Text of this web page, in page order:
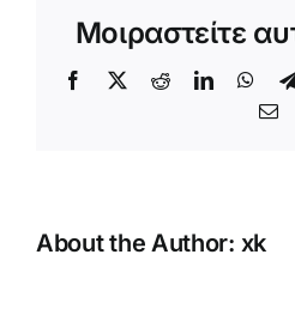
Μοιραστείτε
Facebook
X RedditLinkedIn
About the Author: xk